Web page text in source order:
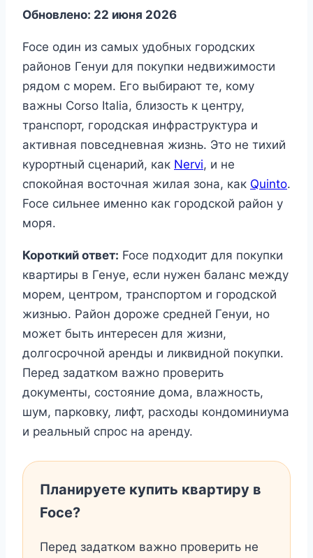
Обновлено: 22 июня 2026
Foce один из самых удобных городских
районов Генуи для покупки недвижимости
рядом с морем. Его выбирают те, кому
важны Corso Italia, близость к центру,
транспорт, городская инфраструктура и
активная повседневная жизнь. Это не тихий
курортный сценарий, как Nervi, и не
спокойная восточная жилая зона, как Quinto.
Foce сильнее именно как городской район у
моря.
Короткий ответ: Foce подходит для покупки
квартиры в Генуе, если нужен баланс между
морем, центром, транспортом и городской
жизнью. Район дороже средней Генуи, но
может быть интересен для жизни,
долгосрочной аренды и ликвидной покупки.
Перед задатком важно проверить
документы, состояние дома, влажность,
шум, парковку, лифт, расходы кондоминиума
и реальный спрос на аренду.
Планируете купить квартиру в
Foce?
Перед задатком важно проверить не